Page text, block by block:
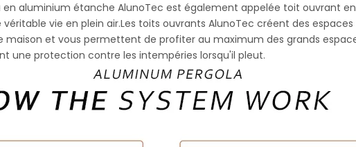
aluminium étanche AlunoTec est également appelée toit ouvrant en
vie en plein air.Les toits ouvrants AlunoTec créent des espaces
maison et vous permettent de profiter au maximum des grands
une protection contre les intempéries lorsqu'il pleut.